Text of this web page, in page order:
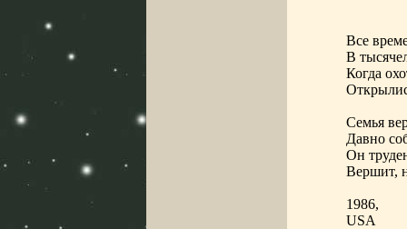
Все
В
Когда
Семья
Давно
Он
Вершит,
1986,
USA